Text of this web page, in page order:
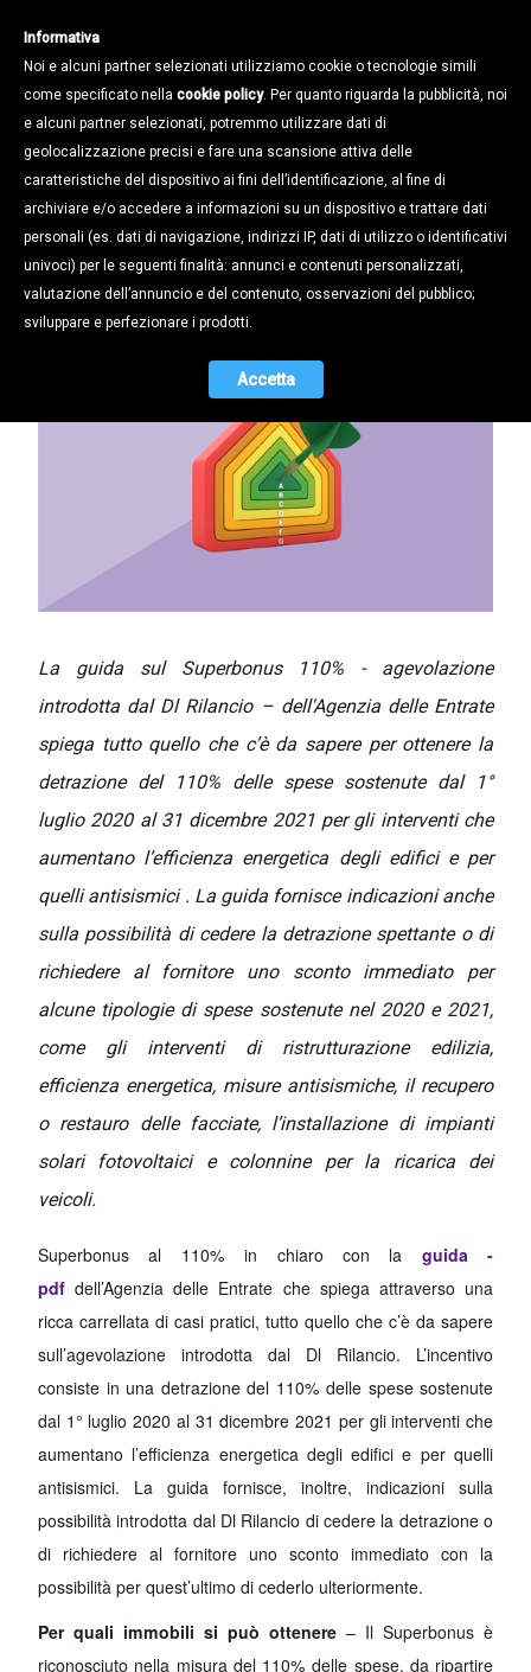
Aggiornamenti tecnici /
Tutto quello che c'è da sapere sul
Superbonus 110%: la guida
dell'Agenzia delle Entrate
27.07.2020
La guida sul Superbonus 110% - agevolazione
introdotta dal Dl Rilancio – dell'Agenzia delle Entrate
spiega tutto quello che c’è da sapere per ottenere la
detrazione del 110% delle spese sostenute dal 1°
luglio 2020 al 31 dicembre 2021 per gli interventi che
aumentano l’efficienza energetica degli edifici e per
quelli antisismici . La guida fornisce indicazioni anche
sulla possibilità di cedere la detrazione spettante o di
richiedere al fornitore uno sconto immediato per
alcune tipologie di spese sostenute nel 2020 e 2021,
come gli interventi di ristrutturazione edilizia,
efficienza energetica, misure antisismiche, il recupero
o restauro delle facciate, l’installazione di impianti
solari fotovoltaici e colonnine per la ricarica dei
veicoli.
Superbonus al 110% in chiaro con la guida -
pdf dell’Agenzia delle Entrate che spiega attraverso una
ricca carrellata di casi pratici, tutto quello che c’è da sapere
sull’agevolazione introdotta dal Dl Rilancio. L’incentivo
consiste in una detrazione del 110% delle spese sostenute
dal 1° luglio 2020 al 31 dicembre 2021 per gli interventi che
aumentano l’efficienza energetica degli edifici e per quelli
antisismici. La guida fornisce, inoltre, indicazioni sulla
possibilità introdotta dal Dl Rilancio di cedere la detrazione o
di richiedere al fornitore uno sconto immediato con la
possibilità per quest’ultimo di cederlo ulteriormente.
Per quali immobili si può ottenere – Il Superbonus è
riconosciuto nella misura del 110% delle spese, da ripartire
Informativa
Noi e alcuni partner selezionati utilizziamo cookie o tecnologie simili
come specificato nella cookie policy. Per quanto riguarda la pubblicità, noi
e alcuni partner selezionati, potremmo utilizzare dati di
geolocalizzazione precisi e fare una scansione attiva delle
caratteristiche del dispositivo ai fini dell’identificazione, al fine di
archiviare e/o accedere a informazioni su un dispositivo e trattare dati
personali (es. dati di navigazione, indirizzi IP, dati di utilizzo o identificativi
univoci) per le seguenti finalità: annunci e contenuti personalizzati,
valutazione dell’annuncio e del contenuto, osservazioni del pubblico;
sviluppare e perfezionare i prodotti.
Accetta